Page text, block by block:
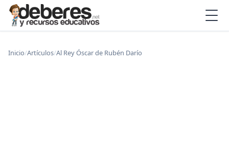
Inicio/Artículos/Al Rey Óscar de Rubén Darío